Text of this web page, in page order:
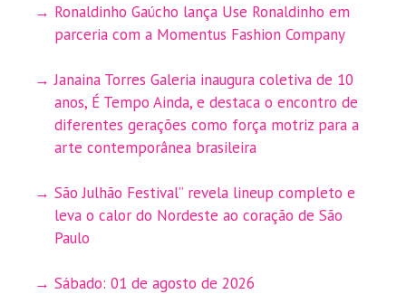
Ronaldinho Gaúcho lança Use Ronaldinho em
parceria com a Momentus Fashion Company
Janaina Torres Galeria inaugura coletiva de 10
anos, É Tempo Ainda, e destaca o encontro de
diferentes gerações como força motriz para a
arte contemporânea brasileira
São Julhão Festival” revela lineup completo e
leva o calor do Nordeste ao coração de São
Paulo
Sábado: 01 de agosto de 2026